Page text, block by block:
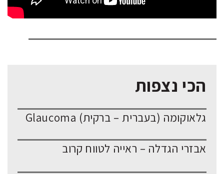
הכי נצפות
גלאוקומה (בעברית – ברקית) Glaucoma
אבזרי הגדלה – ראייה לטווח קרוב